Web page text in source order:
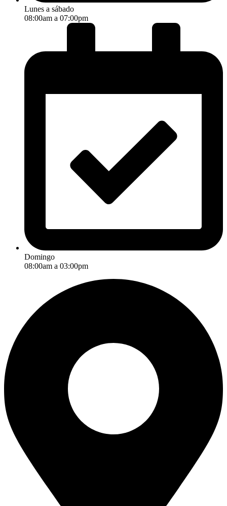
Lunes a sábado
08:00am a 07:00pm
Domingo
08:00am a 03:00pm